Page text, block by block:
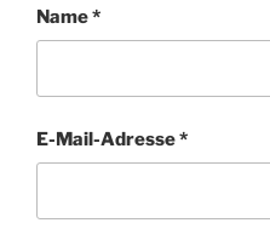
Name*
E-Mail-Adresse*